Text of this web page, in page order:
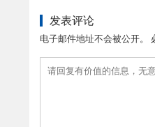
发表评论
电子邮件地址不会被公开。